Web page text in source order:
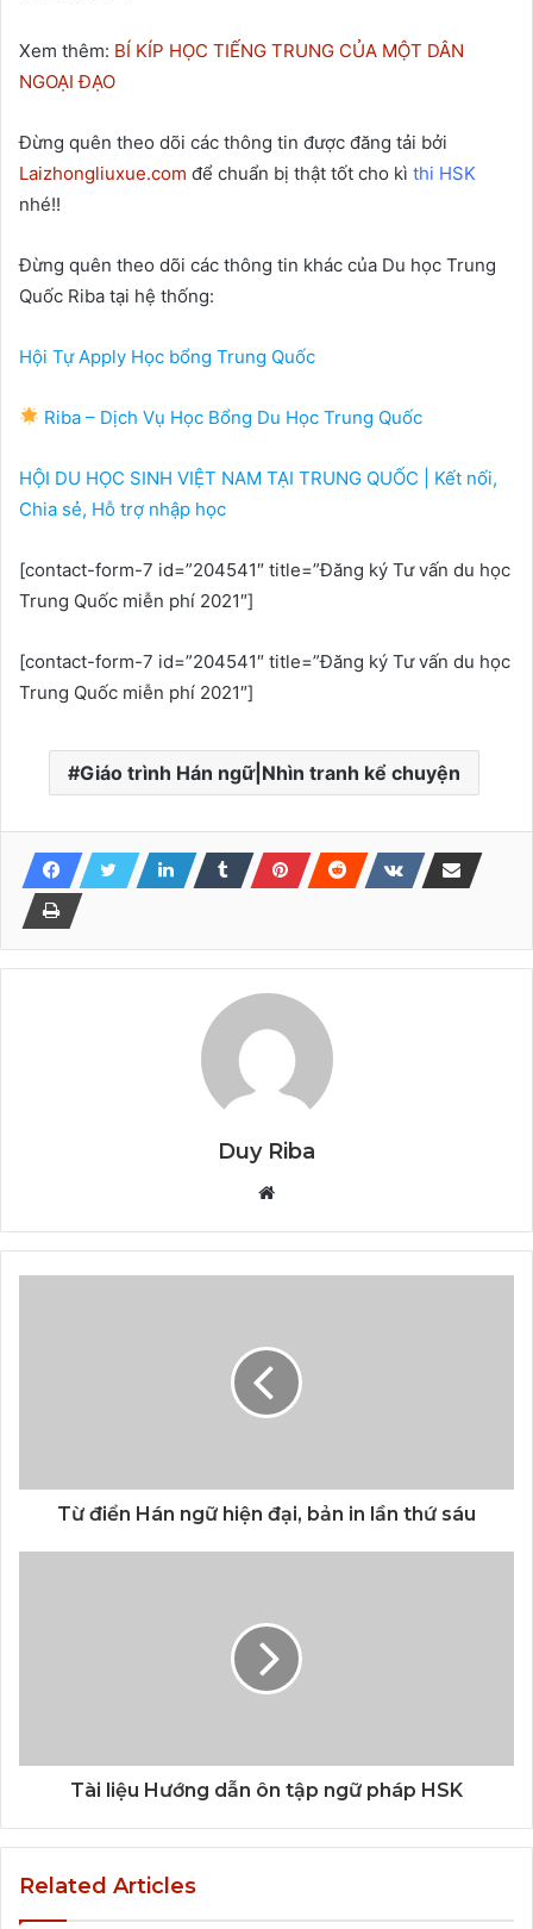
Xem thêm: BÍ KÍP HỌC TIẾNG TRUNG CỦA MỘT DÂN
NGOẠI ĐẠO
Đừng quên theo dõi các thông tin được đăng tải bởi
Laizhongliuxue.com để chuẩn bị thật tốt cho kì thi HSK
nhé!!
Đừng quên theo dõi các thông tin khác của Du học Trung
Quốc Riba tại hệ thống:
Hội Tự Apply Học bổng Trung Quốc
Riba – Dịch Vụ Học Bổng Du Học Trung Quốc
HỘI DU HỌC SINH VIỆT NAM TẠI TRUNG QUỐC | Kết nối,
Chia sẻ, Hỗ trợ nhập học
[contact-form-7 id=”204541″ title=”Đăng ký Tư vấn du học
Trung Quốc miễn phí 2021″]
[contact-form-7 id=”204541″ title=”Đăng ký Tư vấn du học
Trung Quốc miễn phí 2021″]
Giáo trình Hán ngữ|Nhìn tranh kể chuyện
Duy Riba
Website
Từ điển Hán ngữ hiện đại, bản in lần thứ sáu
Tài liệu Hướng dẫn ôn tập ngữ pháp HSK
Related Articles